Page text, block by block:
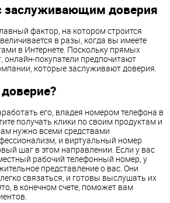
заслуживающим доверия
фактор, на котором строится
в разы, когда вы имеете
в Интернете. Поскольку прямых
онлайн-покупатели предпочитают
которые заслуживают доверия.
его, владея номером телефона в
получать клики по своим продуктам и
нужно всеми средствами
и виртуальный номер
шаг в этом направлении. Если у вас
рабочий телефонный номер, у
представление о вас. Они
связаться, и готовы выслушать их
в конечном счете, поможет вам